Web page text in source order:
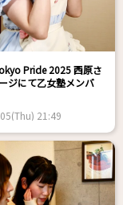
Pride 2025 西原さ
ジにて乙女塾メンバ
21:49